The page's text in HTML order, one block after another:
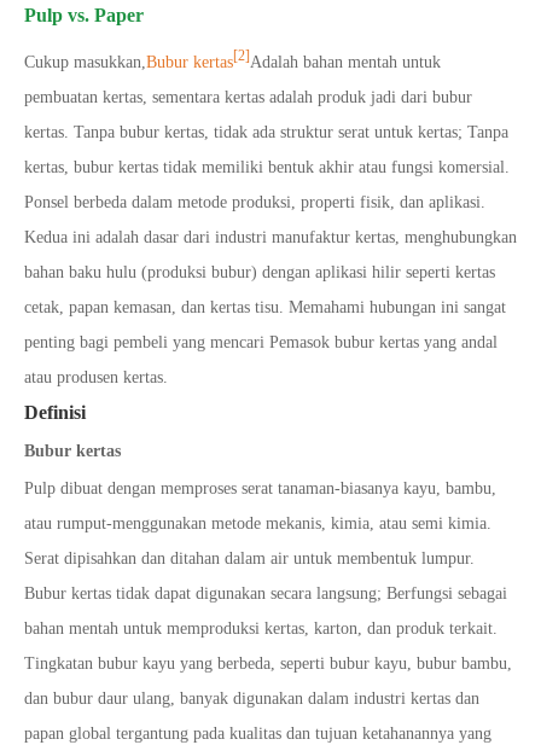
Pulp vs. Paper
Cukup masukkan,Bubur kertas [2] Adalah bahan mentah untuk
pembuatan kertas, sementara kertas adalah produk jadi dari bubur
kertas. Tanpa bubur kertas, tidak ada struktur serat untuk kertas; Tanpa
kertas, bubur kertas tidak memiliki bentuk akhir atau fungsi komersial.
Ponsel berbeda dalam metode produksi, properti fisik, dan aplikasi.
Kedua ini adalah dasar dari industri manufaktur kertas, menghubungkan
bahan baku hulu (produksi bubur) dengan aplikasi hilir seperti kertas
cetak, papan kemasan, dan kertas tisu. Memahami hubungan ini sangat
penting bagi pembeli yang mencari Pemasok bubur kertas yang andal
atau produsen kertas.
Definisi
Bubur kertas
Pulp dibuat dengan memproses serat tanaman-biasanya kayu, bambu,
atau rumput-menggunakan metode mekanis, kimia, atau semi kimia.
Serat dipisahkan dan ditahan dalam air untuk membentuk lumpur.
Bubur kertas tidak dapat digunakan secara langsung; Berfungsi sebagai
bahan mentah untuk memproduksi kertas, karton, dan produk terkait.
Tingkatan bubur kayu yang berbeda, seperti bubur kayu, bubur bambu,
dan bubur daur ulang, banyak digunakan dalam industri kertas dan
papan global tergantung pada kualitas dan tujuan ketahanannya yang